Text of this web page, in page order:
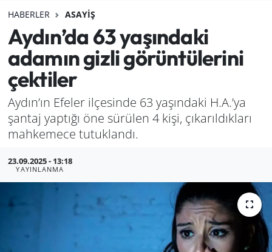
HABERLER ASAYIŞ
Aydın’da 63 yaşındaki
adamın gizli görüntülerini
çektiler
Aydın’ın Efeler ilçesinde 63 yaşındaki H.A.’ya
şantaj yaptığı öne sürülen 4 kişi, çıkarıldıkları
mahkemece tutuklandı.
23.09.2025 - 13:18
YAYINLANMA
Genel
Haber
Izmir
Kütahya
Manisa
Politika
Son Dakika Haberleri
Haber Arşivi